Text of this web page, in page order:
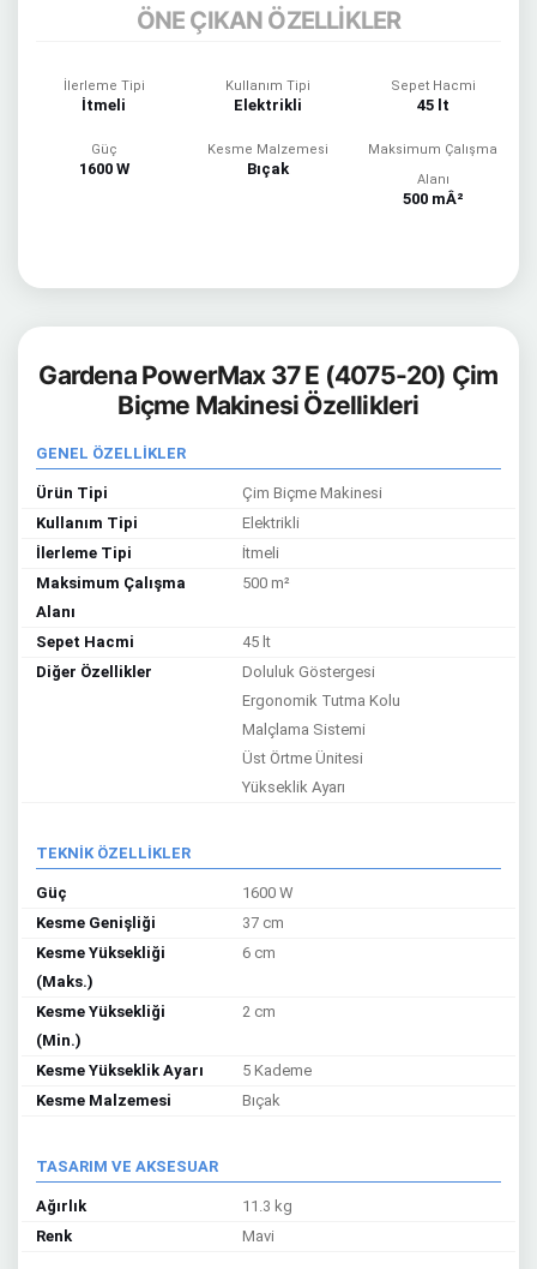
ÖNE ÇIKAN ÖZELLİKLER
İlerleme Tipi
İtmeli
Kullanım Tipi
Elektrikli
Sepet Hacmi
45 lt
Güç
1600 W
Kesme Malzemesi
Bıçak
Maksimum Çalışma
Alanı
500 mÂ²
Gardena PowerMax 37 E (4075-20) Çim
Biçme Makinesi Özellikleri
GENEL ÖZELLİKLER
Ürün Tipi
Çim Biçme Makinesi
Kullanım Tipi
Elektrikli
İlerleme Tipi
İtmeli
Maksimum Çalışma
Alanı
500 m²
Sepet Hacmi
45 lt
Diğer Özellikler
Doluluk Göstergesi
Ergonomik Tutma Kolu
Malçlama Sistemi
Üst Örtme Ünitesi
Yükseklik Ayarı
TEKNİK ÖZELLİKLER
Güç
1600 W
Kesme Genişliği
37 cm
Kesme Yüksekliği
(Maks.)
6 cm
Kesme Yüksekliği
(Min.)
2 cm
Kesme Yükseklik Ayarı
5 Kademe
Kesme Malzemesi
Bıçak
TASARIM VE AKSESUAR
Ağırlık
11.3 kg
Renk
Mavi